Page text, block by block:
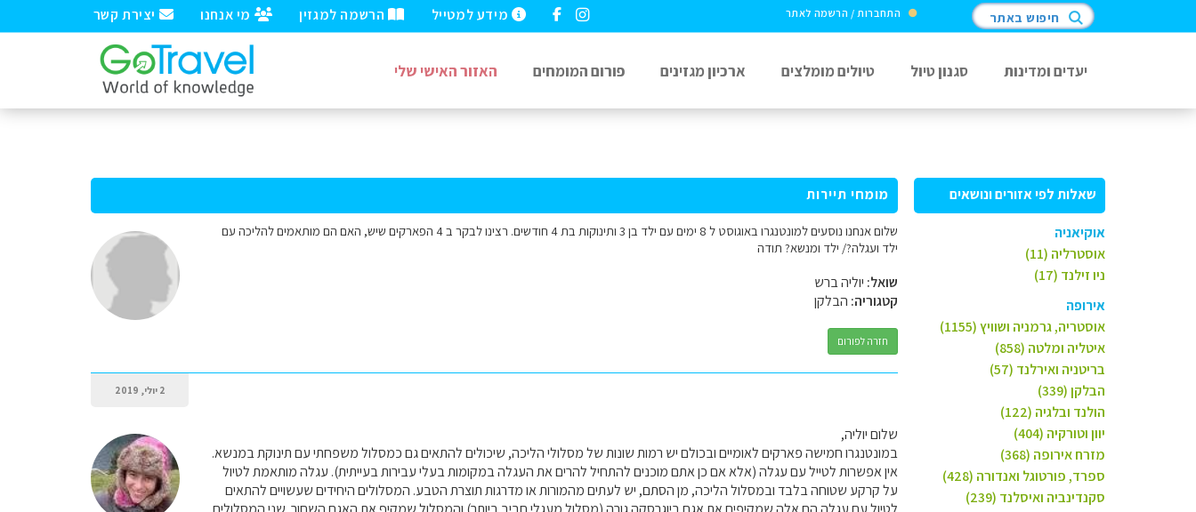
יצירת קשר מי אנחנו הרשמה למגזין מידע למטייל התחברות / הרשמה לאתר חיפוש באתר
יעדים ומדינות סגנון טיול טיולים מומלצים ארכיון מגזינים פורום המומחים האזור האישי שלי
שאלות לפי אזורים ונושאים
אוקיאניה
אוסטרליה (11)
ניו זילנד (17)
אירופה
אוסטריה, גרמניה ושוויץ (1155)
איטליה ומלטה (858)
בריטניה ואירלנד (57)
הבלקן (339)
הולנד ובלגיה (122)
יוון וטורקיה (404)
מזרח אירופה (368)
ספרד, פורטוגל ואנדורה (428)
סקנדינביה ואיסלנד (239)
מומחי תיירות
שלום אנחנו נוסעים למונטנגרו באוגוסט ל 8 ימים עם ילד בן 3 ותינוקות בת 4 חודשים. רצינו לבקר ב 4 הפארקים שיש, האם הם מותאמים להליכה עם
ילד ועגלה?/ ילד ומנשא? תודה
שואל: יוליה ברש
קטגוריה: הבלקן
חזרה לפורום
2 יולי, 2019
שלום יוליה,
במונטנגרו חמישה פארקים לאומיים ובכולם יש רמות שונות של מסלולי הליכה, שיכולים להתאים גם כמסלול משפחתי עם תינוקת במנשא.
אין אפשרות לטייל עם עגלה (אלא אם כן אתם מוכנים להתחיל להרים את העגלה במקומות בעלי עבירות בעייתית). עגלה מותאמת לטיול
על קרקע שטוחה בלבד ובמסלול הליכה, מן הסתם, יש לעתים מהמורות או מדרגות תוצרת הטבע. המסלולים היחידים שעשויים להתאים